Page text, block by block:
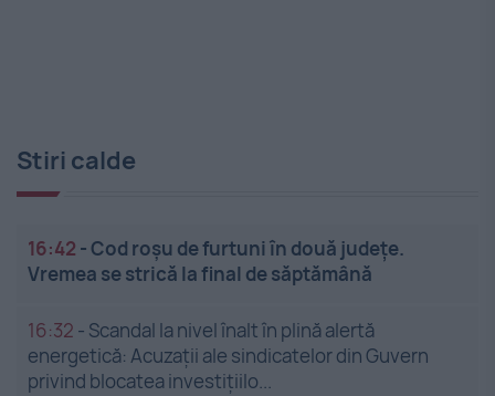
Stiri calde
16:42 -Cod roșu de furtuni în două județe.
Vremea se strică la final de săptămână
16:32 - Scandal la nivel înalt în plină alertă
energetică: Acuzații ale sindicatelor din Guvern
privind blocatea investițiilo...